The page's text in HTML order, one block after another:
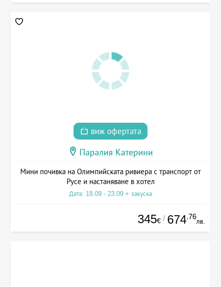
виж офертата
Паралия Катерини
Мини почивка на Олимпийската ривиера с транспорт от
Русе и настаняване в хотел
Дата: 18.09 - 23.09 + закуска
345€ / 674.76
лв.